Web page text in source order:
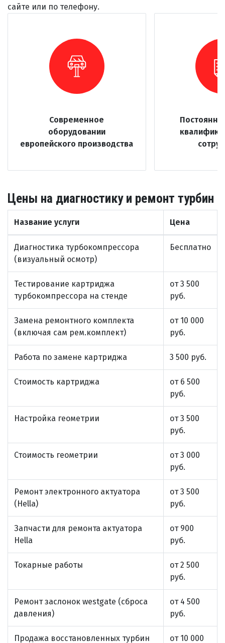
сайте или по телефону.
Современное
оборудовании
европейского производства
Цены на диагностику и ремонт турбин
Название услуги Цена
Диагностика турбокомпрессора
(визуальный осмотр)
Бесплатно
Тестирование картриджа
турбокомпрессора на стенде
от 3 500
руб.
Замена ремонтного комплекта
(включая сам рем.комплект)
от 10 000
руб.
Работа по замене картриджа 3 500 руб.
Стоимость картриджа
от 6 500
руб.
Настройка геометрии
от 3 500
руб.
Стоимость геометрии
от 3 000
руб.
Ремонт электронного актуатора
(Hella)
от 3 500
руб.
Запчасти для ремонта актуатора
Hella
от 900
руб.
Токарные работы
от 2 500
руб.
Ремонт заслонок westgate (сброса
давления)
от 4 500
руб.
Продажа восстановленных турбин
от 10 000